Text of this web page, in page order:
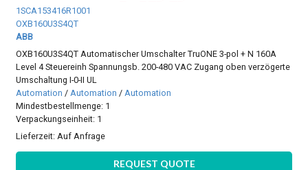
1SCA153416R1001
OXB160U3S4QT
ABB
OXB160U3S4QT Automatischer Umschalter TruONE 3-pol + N 160A
Level 4 Steuereinh Spannungsb. 200-480 VAC Zugang oben verzögerte
Umschaltung I-0-II UL
Automation / Automation / Automation
Mindestbestellmenge: 1
Verpackungseinheit: 1
Lieferzeit:Auf Anfrage
REQUEST QUOTE